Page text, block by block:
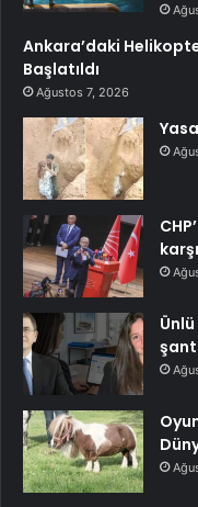
Ankara’daki
Başlatıldı
Ağustos 7, 2026